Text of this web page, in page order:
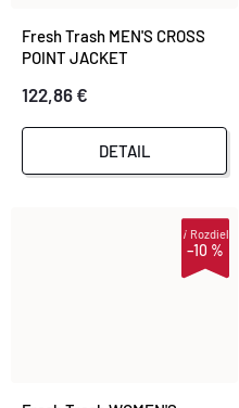
K
T
O
K
T
O
V
Fresh Trash MEN'S CROSS
POINT JACKET
122,86 €
DETAIL
–10 %
iRozdiel